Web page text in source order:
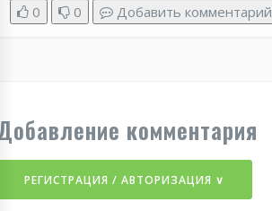
0 0 Добавить комментарий
комментария
РЕГИСТРАЦИЯ / АВТОРИЗАЦИЯ ∨